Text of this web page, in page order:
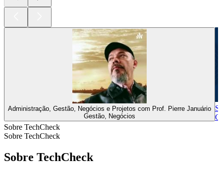
Administração, Gestão, Negócios e Projetos com Prof. Pierre Januário
Gestão, Negócios
Sobre TechCheck
Sobre TechCheck
Sobre TechCheck